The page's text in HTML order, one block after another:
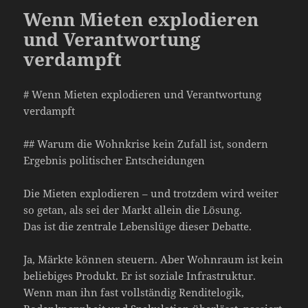
Wenn Mieten explodieren
und Verantwortung
verdampft
# Wenn Mieten explodieren und Verantwortung
verdampft
## Warum die Wohnkrise kein Zufall ist, sondern
Ergebnis politischer Entscheidungen
Die Mieten explodieren – und trotzdem wird weiter
so getan, als sei der Markt allein die Lösung.
Das ist die zentrale Lebenslüge dieser Debatte.
Ja, Märkte können steuern. Aber Wohnraum ist kein
beliebiges Produkt. Er ist soziale Infrastruktur.
Wenn man ihn fast vollständig Renditelogik,